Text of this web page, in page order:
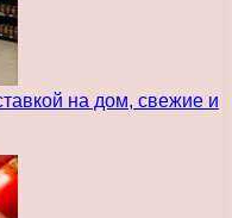
на дом, свежие и